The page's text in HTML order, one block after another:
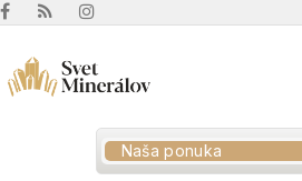
Naša ponuka